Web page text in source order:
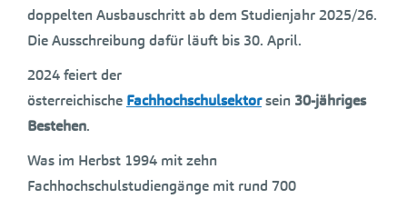
doppelten Ausbauschritt ab dem Studienjahr 2025/26.
Die Ausschreibung dafür läuft bis 30. April.
2024 feiert der
österreichische Fachhochschulsektorsein 30-jähriges
Bestehen.
Was im Herbst 1994 mit zehn
Fachhochschulstudiengänge mit rund 700